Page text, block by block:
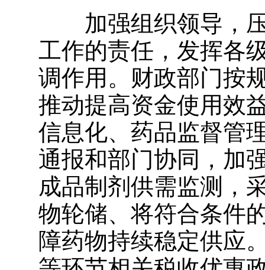
加强组织领导，
工作的责任，发挥各
调作用。财政部门按
推动提高资金使用效
信息化、药品监督管
通报和部门协同，加
成品制剂供需监测，
物轮储、将符合条件
障药物持续稳定供应